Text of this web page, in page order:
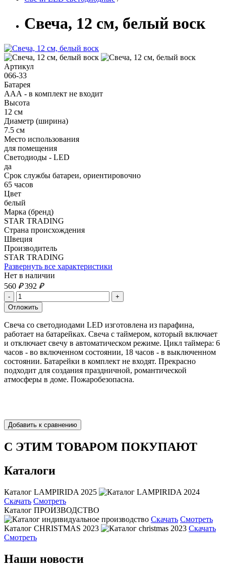
Свеча, 12 см, белый воск
Артикул
066-33
Батарея
ААА - в комплект не входит
Высота
12 см
Диаметр (ширина)
7.5 см
Место использования
для помещения
Светодиоды - LED
да
Срок службы батареи, ориентировочно
65 часов
Цвет
белый
Марка (бренд)
STAR TRADING
Страна происхождения
Швеция
Производитель
STAR TRADING
Развернуть все характеристики
Нет в наличии
560 ₽ 392 ₽
Свеча со светодиодами LED изготовлена из парафина,
работает на батарейках. Свеча с таймером, который включает
и отключает свечу в автоматическом режиме. Цикл таймера: 6
часов - во включенном состоянии, 18 часов - в выключенном
состоянии. Батарейки в комплект не входят. Прекрасно
подходит для создания праздничной, романтической
атмосферы в доме. Пожаробезопасна.
С ЭТИМ ТОВАРОМ ПОКУПАЮТ
Каталоги
Каталог LAMPIRIDA 2025
Скачать Смотреть
Каталог ПРОИЗВОДСТВО
Скачать Смотреть
Каталог CHRISTMAS 2023
Скачать
Смотреть
Наши новости